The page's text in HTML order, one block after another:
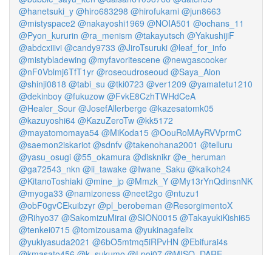
@hanetsuki_y @hiro683298 @hirofukami @jun8663
@mistyspace2 @nakayoshi1969 @NOIA501 @ochans_11
@Pyon_kururin @ra_menism @takayutsch @YakushijiF
@abdcxiiivi @candy9733 @JiroTsuruki @leaf_for_info
@mistybladewing @myfavoritescene @newgascooker
@nF0Vblmj6TfT1yr @roseoudroseoud @Saya_Aion
@shinji0818 @tabi_su @tki0723 @ver1209 @yamatetu1210
@dekinboy @fukuzow @FvkE8CzhTWHdCeA
@Healer_Sour @JosefAllerberge @kazesatomk05
@kazuyoshi64 @KazuZeroTw @kk5172
@mayatomomaya54 @MiKoda15 @OouRoMAyRVVprmC
@saemon2iskariot @sdnfv @takenohana2001 @telluru
@yasu_osugi @55_okamura @disknikr @e_heruman
@ga72543_nkn @ii_tawake @Iwane_Saku @kaikoh24
@KitanoToshiaki @mine_jp @Mmzk_Y @My13rYnQdinsnNK
@myoga33 @namizoness @neet2go @ntuzu1
@obF0gvCEkuibzyr @pl_berobeman @ResorgimentoX
@Rihyo37 @SakomizuMirai @SION0015 @TakayukiKishi65
@tenkei0715 @tomizousama @yukinagafelix
@yukiyasuda2021 @6bO5mtmq5iRPvHN @Ebifurai4s